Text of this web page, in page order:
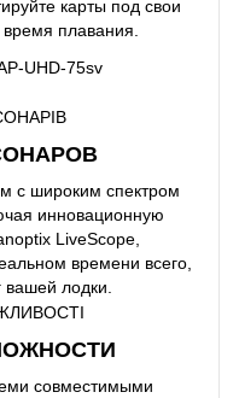
карты под свои
плавания.
с широким спектром
инновационную
LiveScope,
времени всего,
вашей лодки.
совместимыми